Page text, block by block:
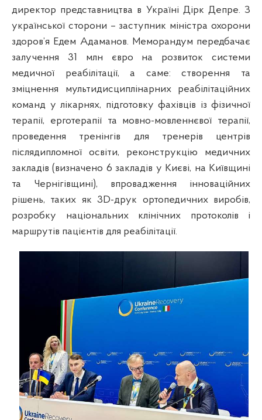
директор представництва в Україні Дірк Депре. З
української сторони – заступник міністра охорони
здоров’я Едем Адаманов. Меморандум передбачає
залучення 31 млн євро на розвиток системи
медичної реабілітації, а саме: створення та
зміцнення мультидисциплінарних реабілітаційних
команд у лікарнях, підготовку фахівців із фізичної
терапії, ерготерапії та мовно-мовленнєвої терапії,
проведення тренінгів для тренерів центрів
післядипломної освіти, реконструкцію медичних
закладів (визначено 6 закладів у Києві, на Київщині
та Чернігівщині), впровадження інноваційних
рішень, таких як 3D-друк ортопедичних виробів,
розробку національних клінічних протоколів і
маршрутів пацієнтів для реабілітації.